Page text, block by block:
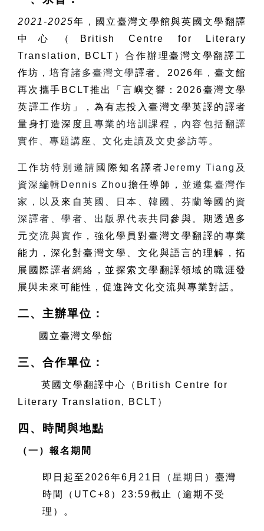
2021-2025年 ，
國立臺灣文學館與英國文學翻譯
中心（
British Centre for Literary
Translation, BCLT ）合作辦理臺灣文學翻譯工
作坊，培育 諸多臺灣文學譯者。 2026年 ， 臺文館
再次攜手 BCLT推出「言嶼交響：2026臺灣文學
英譯工作坊」，為有志投入臺灣文學英譯的譯者
量身打造深度 且專業的培訓課程，內容包括翻譯
實作、專題講座、文化走讀及文史參訪等。
工作坊特別邀請 國際知名譯者Jeremy Tiang 及
資深編輯 Dennis Zhou 擔任導師， 並邀集臺灣作
家，以及 來自 英國、日本、韓國、芬蘭 等國的 資
深譯者、學者、出版界代表共同參與。 期透過多
元 交流與實作 ，強化學員對臺灣文學翻譯的 專業
能力，深化對臺灣文學、文化與語言的理解，拓
展國際譯者網絡，並探索文學翻譯領域的職涯發
展與未來可能性，促進跨文化交流與專業對話。
二、主辦單位：
國立臺灣文學館
三、合作單位：
英國文學翻譯中心（ British Centre for
Literary Translation, BCLT ）
四、時間與地點
（一）報名期間
即日起至 2026年6 月 21 日（ 星期 日）臺灣
時間（ UTC+8 ） 23:59截止（逾期不受
理）。